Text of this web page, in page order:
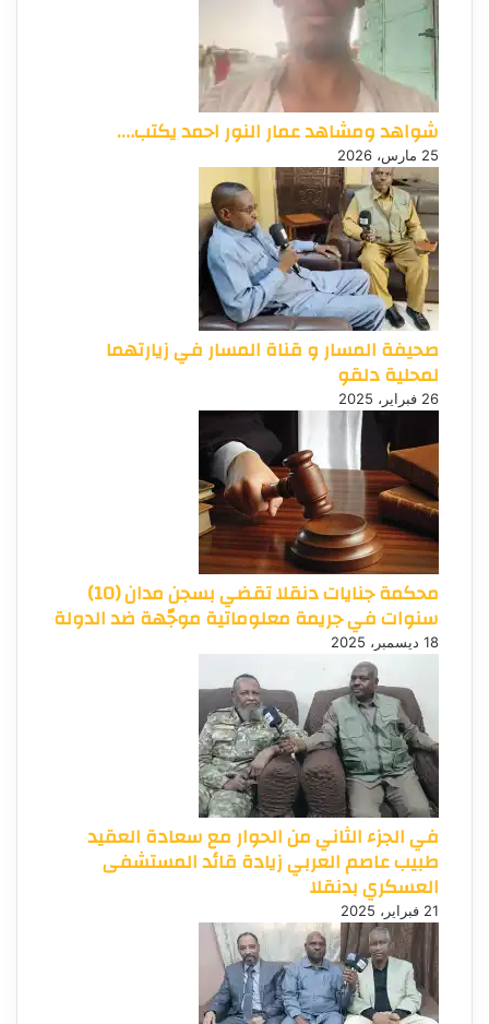
شواهد ومشاهد عمار النور احمد يكتب….
25 مارس، 2026
صحيفة المسار و قناة المسار في زيارتهما
لمحلية دلقو
26 فبراير، 2025
محكمة جنايات دنقلا تقضي بسجن مدان (10)
سنوات في جريمة معلوماتية موجّهة ضد الدولة
18 ديسمبر، 2025
في الجزء الثاني من الحوار مع سعادة العقيد
طبيب عاصم العربي زيادة قائد المستشفى
العسكري بدنقلا
21 فبراير، 2025